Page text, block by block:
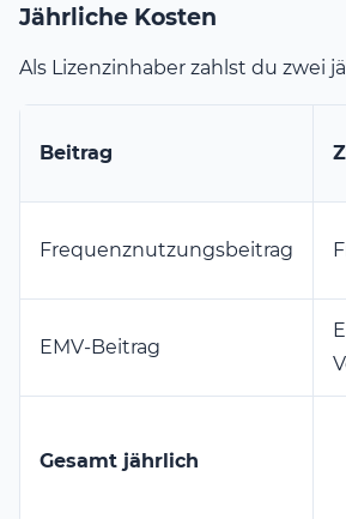
Jährliche Kosten
Als Lizenzinhaber zahlst du zwei
Beitrag
Frequenznutzungsbeitrag
EMV-Beitrag
Gesamt jährlich